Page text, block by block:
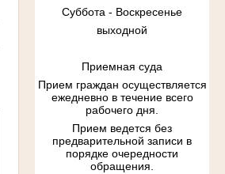
Суббота - Воскресенье
выходной
Приемная суда
Прием граждан осуществляется
ежедневно в течение всего
рабочего дня.
Прием ведется без
предварительной записи в
порядке очередности
обращения.